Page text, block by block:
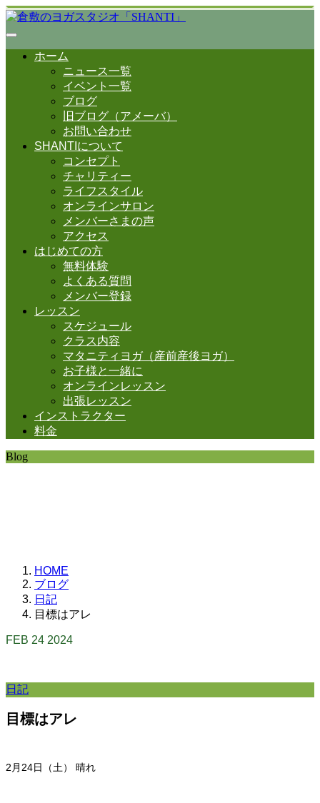
ホーム
ニュース一覧
イベント一覧
ブログ
旧ブログ（アメーバ）
お問い合わせ
SHANTIについて
コンセプト
チャリティー
ライフスタイル
オンラインサロン
メンバーさまの声
アクセス
はじめての方
無料体験
よくある質問
メンバー登録
レッスン
スケジュール
クラス内容
マタニティヨガ（産前産後ヨガ）
お子様と一緒に
オンラインレッスン
出張レッスン
インストラクター
料金
Blog
HOME
ブログ
日記
目標はアレ
FEB 24 2024
日記
目標はアレ
2月24日（土） 晴れ